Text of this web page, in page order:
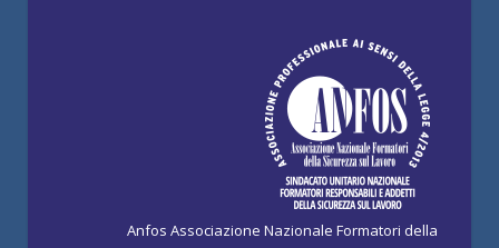
Anfos Associazione Nazionale Formatori della